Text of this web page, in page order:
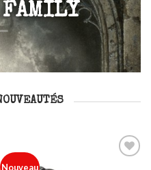
FAMILY
Nouveau